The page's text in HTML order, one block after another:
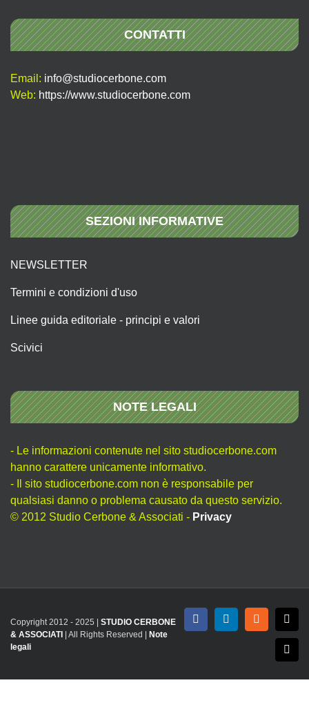
CONTATTI
Email: info@studiocerbone.com
Web: https://www.studiocerbone.com
SEZIONI INFORMATIVE
NEWSLETTER
Termini e condizioni d'uso
Linee guida editoriale - principi e valori
Scivici
NOTE LEGALI
- Le informazioni contenute nel sito studiocerbone.com
hanno carattere unicamente informativo.
- Il sito studiocerbone.com non è responsabile per
qualsiasi danno o problema causato da questo servizio.
© 2012 Studio Cerbone & Associati - Privacy
Copyright 2012 - 2025 | STUDIO CERBONE
& ASSOCIATI
| All Rights Reserved |
Note
legali
FacebookLinkedInRss X